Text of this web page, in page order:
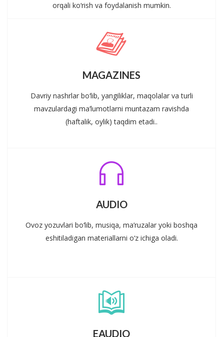
orqali ko‘rish va foydalanish mumkin.
MAGAZINES
Davriy nashrlar bo‘lib, yangiliklar, maqolalar va turli
mavzulardagi ma’lumotlarni muntazam ravishda
(haftalik, oylik) taqdim etadi..
AUDIO
Ovoz yozuvlari bo‘lib, musiqa, ma’ruzalar yoki boshqa
eshitiladigan materiallarni o‘z ichiga oladi.
EAUDIO